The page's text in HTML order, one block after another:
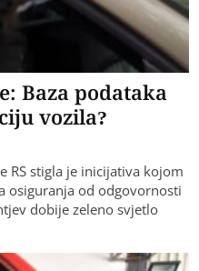
Baza podataka
vozila?
RS stigla je inicijativa kojom
osiguranja od odgovornosti
dobije zeleno svjetlo